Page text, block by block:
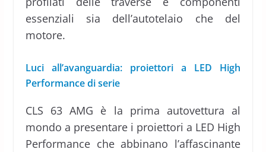
essenziali sia dell’autotelaio che del
motore.
Luci all’avanguardia: proiettori a LED High
Performance di serie
CLS 63 AMG è la prima autovettura al
mondo a presentare i proiettori a LED High
Performance che abbinano l’affascinante